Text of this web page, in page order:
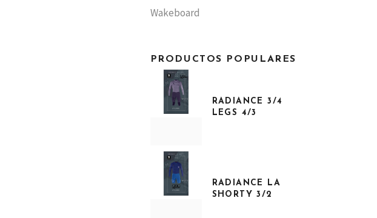
Wakeboard
PRODUCTOS POPULARES
RADIANCE 3/4
LEGS 4/3
RADIANCE LA
SHORTY 3/2